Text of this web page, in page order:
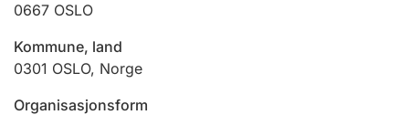
Jeger
Ektepaktveileder
0667 OSLO
Kommune, land
0301 OSLO, Norge
Organisasjonsform